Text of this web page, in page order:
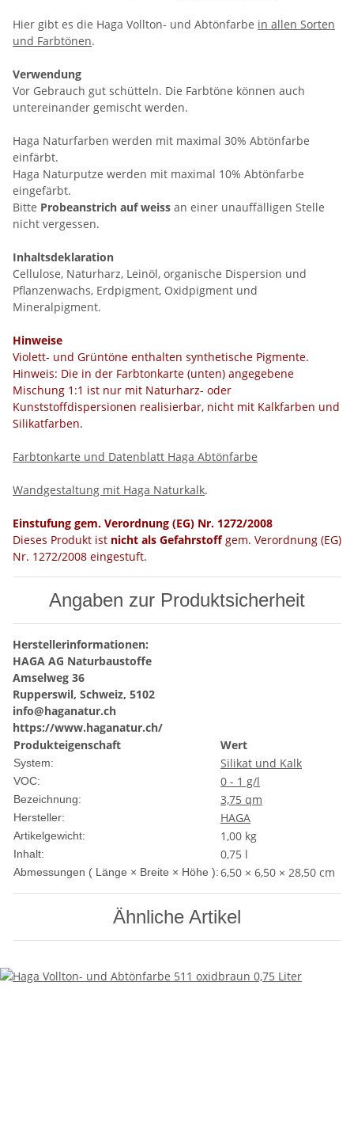
Hier gibt es die Haga Vollton- und Abtönfarbe in allen Sorten
und Farbtönen.
Verwendung
Vor Gebrauch gut schütteln. Die Farbtöne können auch
untereinander gemischt werden.
Haga Naturfarben werden mit maximal 30% Abtönfarbe
einfärbt.
Haga Naturputze werden mit maximal 10% Abtönfarbe
eingefärbt.
Bitte Probeanstrich auf weiss an einer unauffälligen Stelle
nicht vergessen.
Inhaltsdeklaration
Cellulose, Naturharz, Leinöl, organische Dispersion und
Pflanzenwachs, Erdpigment, Oxidpigment und
Mineralpigment.
Hinweise
Violett- und Grüntöne enthalten synthetische Pigmente.
Hinweis: Die in der Farbtonkarte (unten) angegebene
Mischung 1:1 ist nur mit Naturharz- oder
Kunststoffdispersionen realisierbar, nicht mit Kalkfarben und
Silikatfarben.
Farbtonkarte und Datenblatt Haga Abtönfarbe
Wandgestaltung mit Haga Naturkalk.
Einstufung gem. Verordnung (EG) Nr. 1272/2008
Dieses Produkt ist nicht als Gefahrstoffgem. Verordnung (EG)
Nr. 1272/2008 eingestuft.
Angaben zur Produktsicherheit
Herstellerinformationen:
HAGA AG Naturbaustoffe
Amselweg 36
Rupperswil, Schweiz, 5102
info@haganatur.ch
https://www.haganatur.ch/
Produkteigenschaft
Wert
System: Silikat und Kalk
VOC: 0 - 1 g/l
Bezeichnung: 3,75 qm
Hersteller: HAGA
Artikelgewicht: 1,00 kg
Inhalt: 0,75 l
Abmessungen ( Länge × Breite × Höhe ):6,50 × 6,50 × 28,50 cm
Ähnliche Artikel